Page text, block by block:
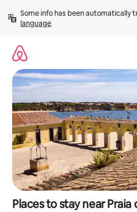
content
Some info has been automatically
language
Places to stay near Praia